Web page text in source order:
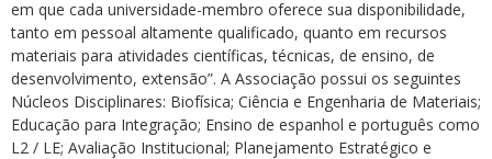
em que cada universidade-membro oferece sua disponibilidade,
tanto em pessoal altamente qualificado, quanto em recursos
materiais para atividades científicas, técnicas, de ensino, de
desenvolvimento, extensão”. A Associação possui os seguintes
Núcleos Disciplinares: Biofísica; Ciência e Engenharia de Materiais;
Educação para Integração; Ensino de espanhol e português como
L2 / LE; Avaliação Institucional; Planejamento Estratégico e